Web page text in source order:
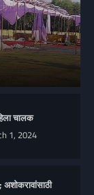
चालक
1, 2024